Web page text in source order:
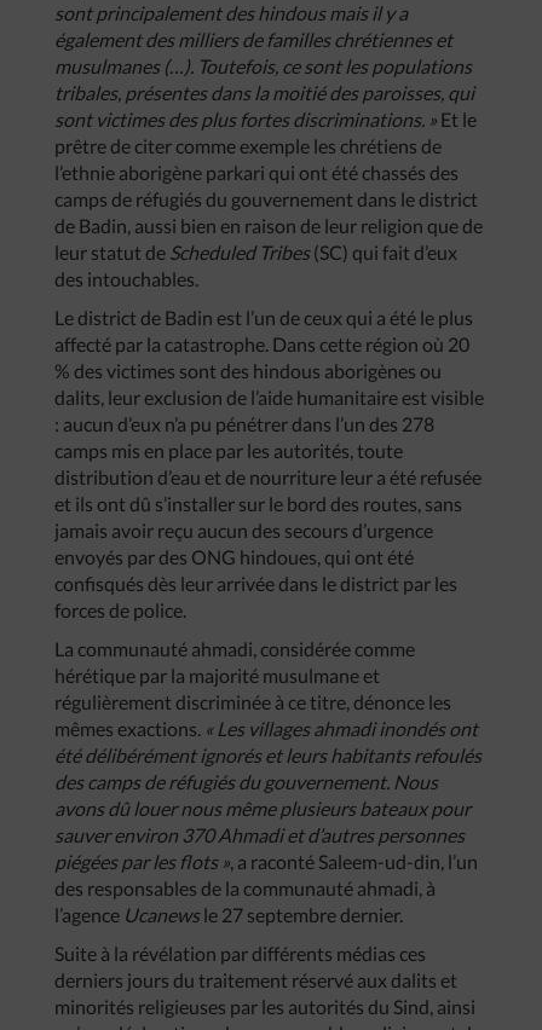
sont principalement des hindous mais il y a
également des milliers de familles chrétiennes et
musulmanes (…). Toutefois, ce sont les populations
tribales, présentes dans la moitié des paroisses, qui
sont victimes des plus fortes discriminations. » Et le
prêtre de citer comme exemple les chrétiens de
l’ethnie aborigène parkari qui ont été chassés des
camps de réfugiés du gouvernement dans le district
de Badin, aussi bien en raison de leur religion que de
leur statut de Scheduled Tribes(SC) qui fait d’eux
des intouchables.
Le district de Badin est l’un de ceux qui a été le plus
affecté par la catastrophe. Dans cette région où 20
% des victimes sont des hindous aborigènes ou
dalits, leur exclusion de l’aide humanitaire est visible
: aucun d’eux n’a pu pénétrer dans l’un des 278
camps mis en place par les autorités, toute
distribution d’eau et de nourriture leur a été refusée
et ils ont dû s’installer sur le bord des routes, sans
jamais avoir reçu aucun des secours d’urgence
envoyés par des ONG hindoues, qui ont été
confisqués dès leur arrivée dans le district par les
forces de police.
La communauté ahmadi, considérée comme
hérétique par la majorité musulmane et
régulièrement discriminée à ce titre, dénonce les
mêmes exactions. « Les villages ahmadi inondés ont
été délibérément ignorés et leurs habitants refoulés
des camps de réfugiés du gouvernement. Nous
avons dû louer nous même plusieurs bateaux pour
sauver environ 370 Ahmadi et d’autres personnes
piégées par les flots », a raconté Saleem-ud-din, l’un
des responsables de la communauté ahmadi, à
l’agence Ucanewsle 27 septembre dernier.
Suite à la révélation par différents médias ces
derniers jours du traitement réservé aux dalits et
minorités religieuses par les autorités du Sind, ainsi